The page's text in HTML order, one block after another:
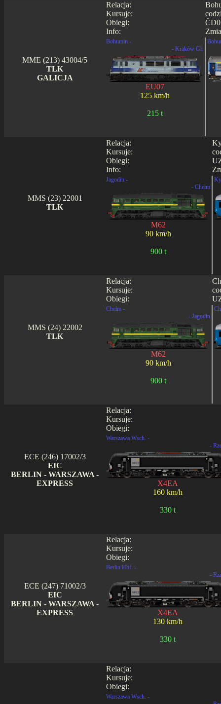
Relacja:
Kursuje:
Obiegi:
Info:
MME (213) 43004/5
TLK
GALICJA
Bohumin -
- Kraków Gł.
EU07
125 km/h
215 t
Relacja:
Kursuje:
Obiegi:
Info:
MMS (23) 22001
TLK
Jagodin -
- Chełm
M62
90 km/h
900 t
Relacja:
Kursuje:
Obiegi:
MMS (24) 22002
TLK
Chełm -
- Jagodin
M62
90 km/h
900 t
Relacja:
Kursuje:
Obiegi:
ECE (246) 17002/3
EIC
BERLIN - WARSZAWA -
EXPRESS
Warszawa Wsch. -
-
X4EA
160 km/h
330 t
Relacja:
Kursuje:
Obiegi:
ECE (247) 71002/3
EIC
BERLIN - WARSZAWA -
EXPRESS
Berlin Hbf. -
-
X4EA
130 km/h
330 t
Relacja:
Kursuje:
Obiegi:
Warszawa Wsch. -